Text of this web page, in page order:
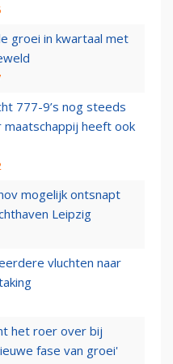
groei in kwartaal met
777-9’s nog steeds
maatschappij heeft ook
mogelijk ontsnapt
Leipzig
vluchten naar
het roer over bij
fase van groei'